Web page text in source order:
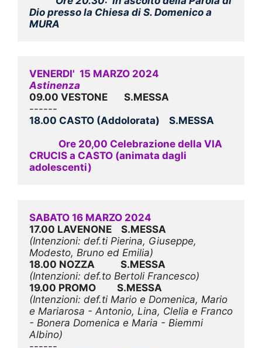
Dio presso la Chiesa di S. Domenico a
MURA
Astinenza
09.00 VESTONE       S.MESSA
18.00 CASTO (Addolorata)    S.MESSA
Ore 20,00 Celebrazione della VIA
CRUCIS a CASTO (animata dagli
adolescenti)
SABATO 16 MARZO 2024
17.00 LAVENONE    S.MESSA
(Intenzioni: def.ti Pierina, Giuseppe,
Modesto, Bruno ed Emilia)
18.00 NOZZA           S.MESSA
(Intenzioni: def.to Bertoli Francesco)
19.00 PROMO         S.MESSA
(Intenzioni: def.ti Mario e Domenica, Mario
e Mariarosa - Antonio, Lina, Clelia e Franco
- Bonera Domenica e Maria - Biemmi
Albino)